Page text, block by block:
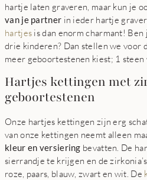
hartje laten graveren, maar kun je
van je partner in ieder hartje
hartjes is dan enorm charmant!
drie kinderen? Dan stellen we voor
meer geboortestenen kiest; 1 steen
Hartjes kettingen met
geboortestenen
Onze hartjes kettingen zijn erg
van onze kettingen neemt alleen
kleur en versiering bevatten. De
sierrandje te krijgen en de
roze, paars, blauw, zwart en wit. De